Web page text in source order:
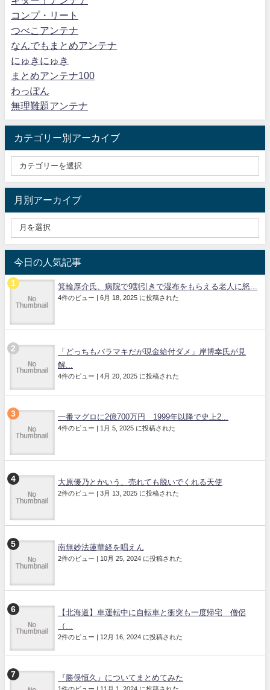
コンプ・リート
つべこアンテナ
なんでもまとめアンテナ
にゅきにゅき
まとめアンテナ100
わっぽん
無理難題アンテナ
カテゴリー別アーカイブ
月別アーカイブ
今日の人気記事
箕輪厚介氏、病院で9割引きで湿布をもらえる老人に怒...
4件のビュー | 6月 18, 2025 に投稿された
「どっちもバラマキだが現金給付ダメ」岸博幸氏が見
解...
4件のビュー | 4月 20, 2025 に投稿された
一番マグロに2億700万円 1999年以降で史上2...
4件のビュー | 1月 5, 2025 に投稿された
大原優乃とかいう、売れても脱いでくれる天使
2件のビュー | 3月 13, 2025 に投稿された
南無妙法蓮華経を唱えん
2件のビュー | 10月 25, 2024 に投稿された
【北海道】車運転中に自転車と衝突も一度帰宅 僧侶
（...
2件のビュー | 12月 16, 2024 に投稿された
『勝俣恒久』についてまとめてみた